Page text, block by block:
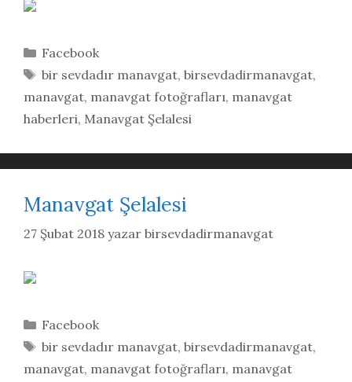
Kategoriler
Facebook
Etiketler
bir sevdadır manavgat, birsevdadirmanavgat,
manavgat, manavgat fotoğrafları, manavgat
haberleri, Manavgat Şelalesi
Manavgat Şelalesi
27 Şubat 2018 yazar birsevdadirmanavgat
Kategoriler
Facebook
Etiketler
bir sevdadır manavgat, birsevdadirmanavgat,
manavgat, manavgat fotoğrafları, manavgat